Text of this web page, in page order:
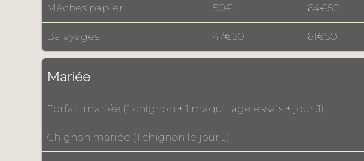
Mèches papier 50€ 64€50
Balayages 47€50 61€50
Mariée
Forfait mariée (1 chignon + 1 maquillage essais + jour J)
Chignon mariée (1 chignon le jour J)